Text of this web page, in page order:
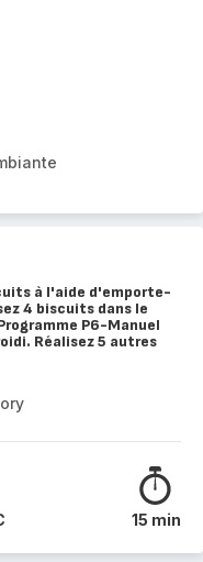
à l'aide d'emporte-
4 biscuits dans le
P6-Manuel
Réalisez 5 autres
15 min